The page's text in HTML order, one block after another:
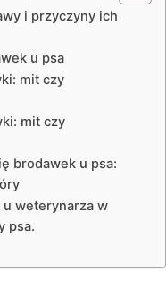
i przyczyny ich
u psa
mit czy
mit czy
brodawek u psa:
weterynarza w
psa.